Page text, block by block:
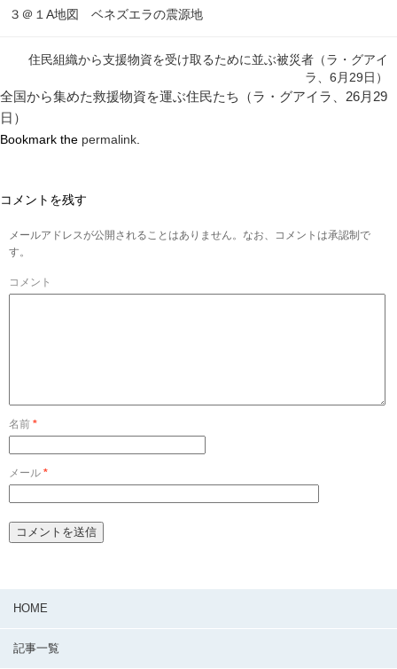
３＠１A地図 ベネズエラの震源地
住民組織から支援物資を受け取るために並ぶ被災者（ラ・グアイ
ラ、6月29日）
全国から集めた救援物資を運ぶ住民たち（ラ・グアイラ、26月29
日）
Bookmark the permalink
コメントを残す
メールアドレスが公開されることはありません。なお、コメントは承認制で
す。
コメント
名前 *
メール *
HOME
記事一覧